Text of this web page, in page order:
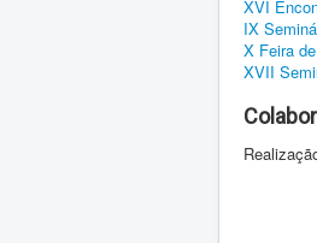
XVI
IX
X Feira
XVII